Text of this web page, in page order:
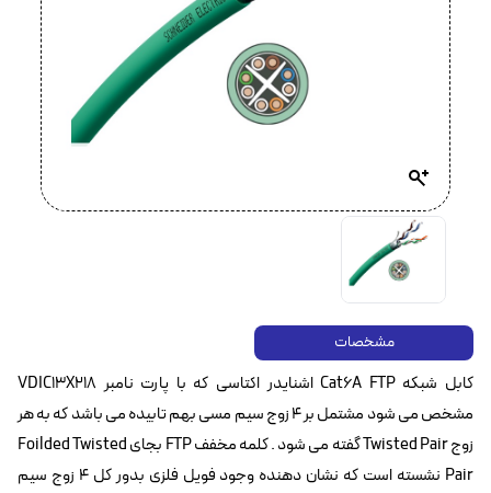
مشخصات
کابل شبکه Cat6A FTP اشنایدر اکتاسی که با پارت نامبر VDIC13X218
مشخص می شود مشتمل بر 4 زوج سیم مسی بهم تابیده می باشد که به هر
زوج Twisted Pair گفته می شود . کلمه مخفف FTP بجای Foilded Twisted
Pair نشسته است که نشان دهنده وجود فویل فلزی بدور کل 4 زوج سیم